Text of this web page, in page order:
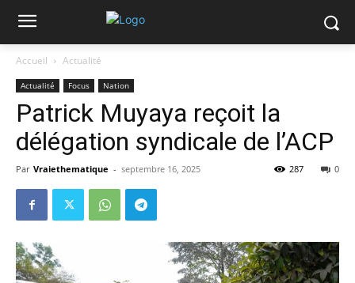
Accueil Actualité
Actualité Focus Nation
Patrick Muyaya reçoit la
délégation syndicale de l’ACP
Par Vraiethematique - septembre 16, 2025 0
287